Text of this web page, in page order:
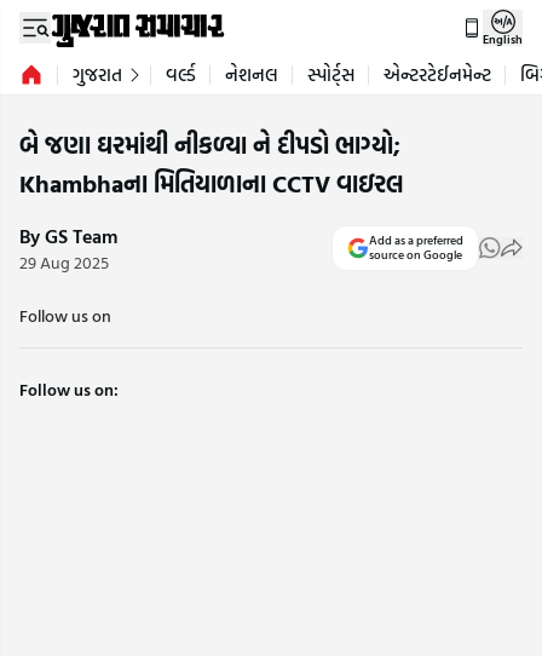
English
ગુજરાત વર્લ્ડ નેશનલ સ્પોર્ટ્સ એન્ટરટેઈનમેન્ટ
બે જણા ઘરમાંથી નીકળ્યા ને દીપડો ભાગ્યો;
Khambhaના મિતિયાળાના CCTV વાઇરલ
By GS Team
29 Aug 2025
Add as a preferred
source on Google
Follow us on
Follow us on: